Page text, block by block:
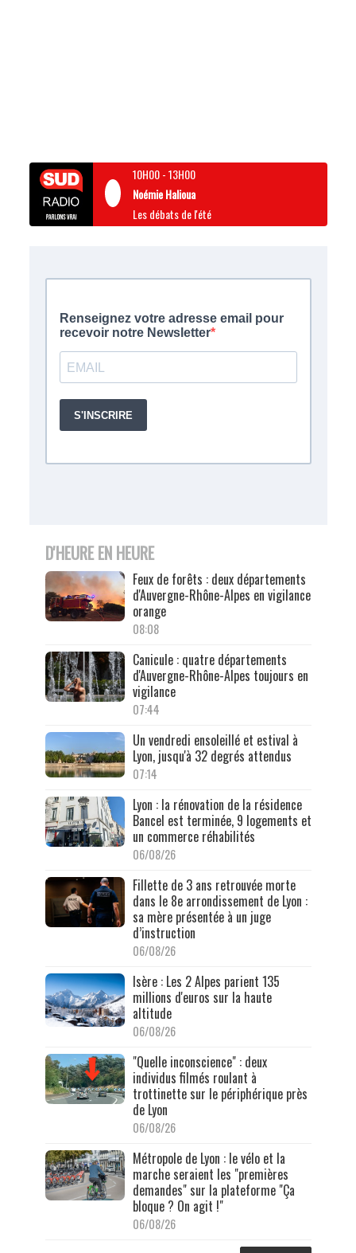
10H00-13H00
Noémie Halioua
Les débats de l'été
D'HEURE EN HEURE
Feux de forêts : deux départements
d'Auvergne-Rhône-Alpes en vigilance
orange
08:08
Canicule : quatre départements
d'Auvergne-Rhône-Alpes toujours en
vigilance
07:44
Un vendredi ensoleillé et estival à
Lyon, jusqu'à 32 degrés attendus
07:14
Lyon : la rénovation de la résidence
Bancel est terminée, 9 logements et
un commerce réhabilités
06/08/26
Fillette de 3 ans retrouvée morte
dans le 8e arrondissement de Lyon :
sa mère présentée à un juge
d’instruction
06/08/26
Isère : Les 2 Alpes parient 135
millions d'euros sur la haute
altitude
06/08/26
"Quelle inconscience" : deux
individus filmés roulant à
trottinette sur le périphérique près
de Lyon
06/08/26
Métropole de Lyon : le vélo et la
marche seraient les "premières
demandes" sur la plateforme "Ça
bloque ? On agit !"
06/08/26